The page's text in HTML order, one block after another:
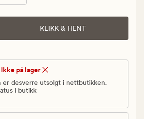
KLIKK & HENT
Ikke på lager
er desverre utsolgt i nettbutikken.
i butikk